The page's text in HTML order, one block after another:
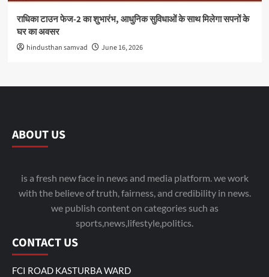
राधिका टाउन फेज-2 का शुभारंभ, आधुनिक सुविधाओं के साथ मिलेगा सपनों के
घर का अवसर
hindusthan samvad June 16, 2026
ABOUT US
is a fresh new face in news and media platform. we work
with the believe of truth, fairness, and credibility in news.
we publish content on categories such as
sports,news,lifestyle,politics.
CONTACT US
FCI ROAD KASTURBA WARD